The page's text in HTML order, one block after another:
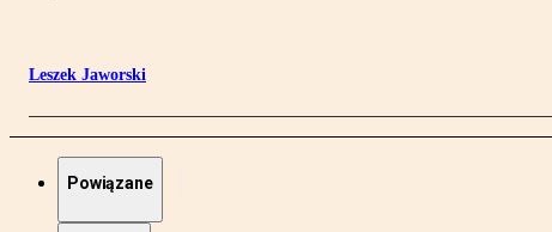
Leszek Jaworski
Powiązane